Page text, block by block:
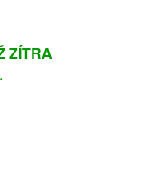
ZÍTRA